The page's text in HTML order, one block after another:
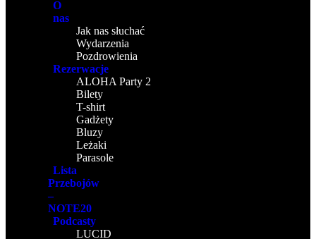
O
nas
Jak nas słuchać
Wydarzenia
Pozdrowienia
Rezerwacje
ALOHA Party 2
Bilety
T-shirt
Gadżety
Bluzy
Leżaki
Parasole
Lista
Przebojów
–
NOTE20
Podcasty
LUCID